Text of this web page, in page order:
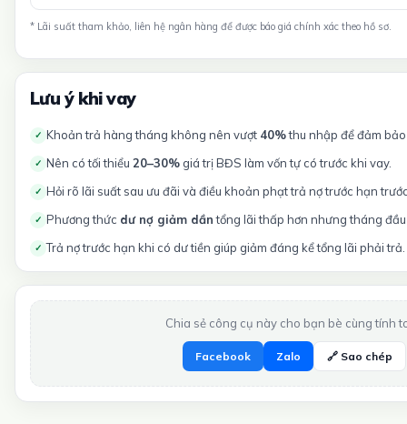
* Lãi suất tham khảo, liên hệ ngân hàng để được báo giá chính xác theo hồ sơ.
Lưu ý khi vay
✓ Khoản trả hàng tháng không nên vượt 40%thu nhập để đảm
✓ Nên có tối thiểu 20–30% giá trị BĐS làm vốn tự có trước khi vay.
✓ Hỏi rõ lãi suất sau ưu đãi và điều khoản phạt trả nợ trước hạn
✓ Phương thức dư nợ giảm dầntổng lãi thấp hơn nhưng tháng
✓ Trả nợ trước hạn khi có dư tiền giúp giảm đáng kể tổng lãi phải trả.
Chia sẻ công cụ này cho bạn bè cùng tính
Facebook Zalo 🔗 Sao chép